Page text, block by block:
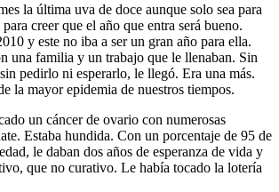
la última uva de doce aunque solo sea para
creer que el año que entra será bueno.
y este no iba a ser un gran año para ella.
una familia y un trabajo que le llenaban. Sin
pedirlo ni esperarlo, le llegó. Era una más.
la mayor epidemia de nuestros tiempos.
un cáncer de ovario con numerosas
Estaba hundida. Con un porcentaje de 95 de
le daban dos años de esperanza de vida y
que no curativo. Le había tocado la lotería